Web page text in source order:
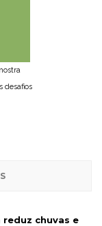
desafios
chuvas e